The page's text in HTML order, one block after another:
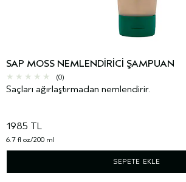
SAP MOSS NEMLENDIRICI ŞAMPUAN
(0)
Saçları ağırlaştırmadan nemlendirir.
1985 TL
6.7 fl oz/200 ml
SEPETE EKLE